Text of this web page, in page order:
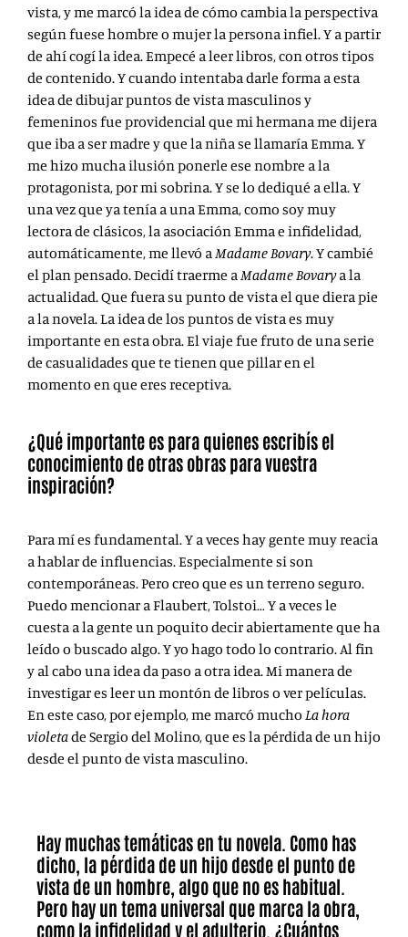
vista, y me marcó la idea de cómo cambia la perspectiva
según fuese hombre o mujer la persona infiel. Y a partir
de ahí cogí la idea. Empecé a leer libros, con otros tipos
de contenido. Y cuando intentaba darle forma a esta
idea de dibujar puntos de vista masculinos y
femeninos fue providencial que mi hermana me dijera
que iba a ser madre y que la niña se llamaría Emma. Y
me hizo mucha ilusión ponerle ese nombre a la
protagonista, por mi sobrina. Y se lo dediqué a ella. Y
una vez que ya tenía a una Emma, como soy muy
lectora de clásicos, la asociación Emma e infidelidad,
automáticamente, me llevó aMadame Bovary. Y cambié
el plan pensado. Decidí traerme aMadame Bovarya la
actualidad. Que fuera su punto de vista el que diera pie
a la novela. La idea de los puntos de vista es muy
importante en esta obra. El viaje fue fruto de una serie
de casualidades que te tienen que pillar en el
momento en que eres receptiva.
¿Qué importante es para quienes escribís el
conocimiento de otras obras para vuestra
inspiración?
Para mí es fundamental. Y a veces hay gente muy reacia
a hablar de influencias. Especialmente si son
contemporáneas. Pero creo que es un terreno seguro.
Puedo mencionar a Flaubert, Tolstoi… Y a veces le
cuesta a la gente un poquito decir abiertamente que ha
leído o buscado algo. Y yo hago todo lo contrario. Al fin
y al cabo una idea da paso a otra idea. Mi manera de
investigar es leer un montón de libros o ver películas.
En este caso, por ejemplo, me marcó mucho La hora
violetade Sergio del Molino, que es la pérdida de un hijo
desde el punto de vista masculino.
Hay muchas temáticas en tu novela. Como has
dicho, la pérdida de un hijo desde el punto de
vista de un hombre, algo que no es habitual.
Pero hay un tema universal que marca la obra,
como la infidelidad y el adulterio. ¿Cuántos